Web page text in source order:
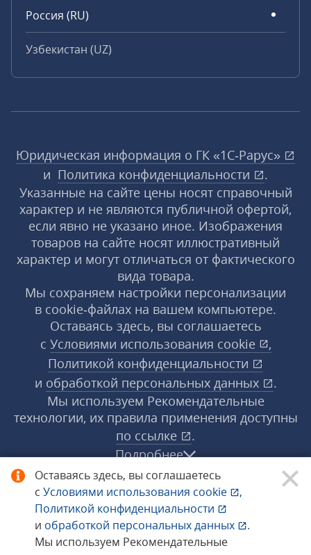
Оставаясь здесь, вы соглашаетесь
с Условиями использования cookie
,
Политикой конфиденциальности
и обработкой персональных данных
.
Мы используем Рекомендательные
Россия (RU)
Узбекистан (UZ)
Юридическая информация о ГК «1С‑Рарус»
и Политика конфиденциальности
.
Указанные на сайте цены носят справочный
характер и не являются публичной офертой,
если явно не указано иное. Изображения
товаров на сайте носят иллюстративный
характер и могут отличаться от фактического
вида товара.
Мы сохраняем настройки персонализации
в cookie‑файлах на вашем компьютере.
Оставаясь здесь, вы соглашаетесь
с Условиями использования cookie
,
Политикой конфиденциальности
и обработкой персональных данных
.
Мы используем Рекомендательные
технологии, их правила применения доступны
по ссылке
.
Подробнее
© 1998−2026 «1С‑Рарус» ®. Все права
защищены.